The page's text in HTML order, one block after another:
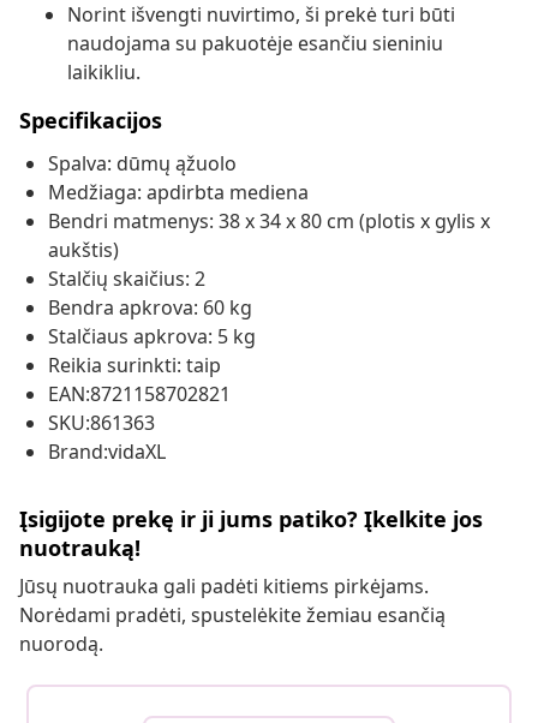
Norint išvengti nuvirtimo, ši prekė turi būti
naudojama su pakuotėje esančiu sieniniu
laikikliu.
Specifikacijos
Spalva: dūmų ąžuolo
Medžiaga: apdirbta mediena
Bendri matmenys: 38 x 34 x 80 cm (plotis x gylis x
aukštis)
Stalčių skaičius: 2
Bendra apkrova: 60 kg
Stalčiaus apkrova: 5 kg
Reikia surinkti: taip
EAN:8721158702821
SKU:861363
Brand:vidaXL
Įsigijote prekę ir ji jums patiko? Įkelkite jos
nuotrauką!
Jūsų nuotrauka gali padėti kitiems pirkėjams.
Norėdami pradėti, spustelėkite žemiau esančią
nuorodą.